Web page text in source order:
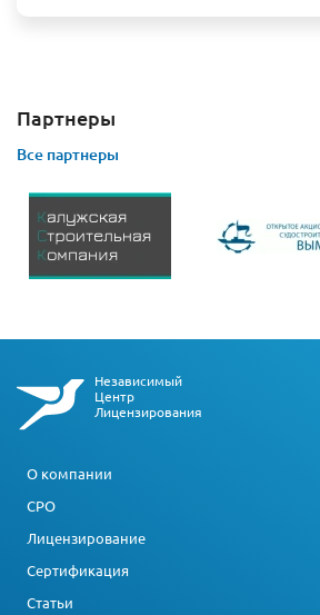
Партнеры
Все партнеры
Независимый
Центр
Лицензирования
О компании
СРО
Лицензирование
Сертификация
Статьи